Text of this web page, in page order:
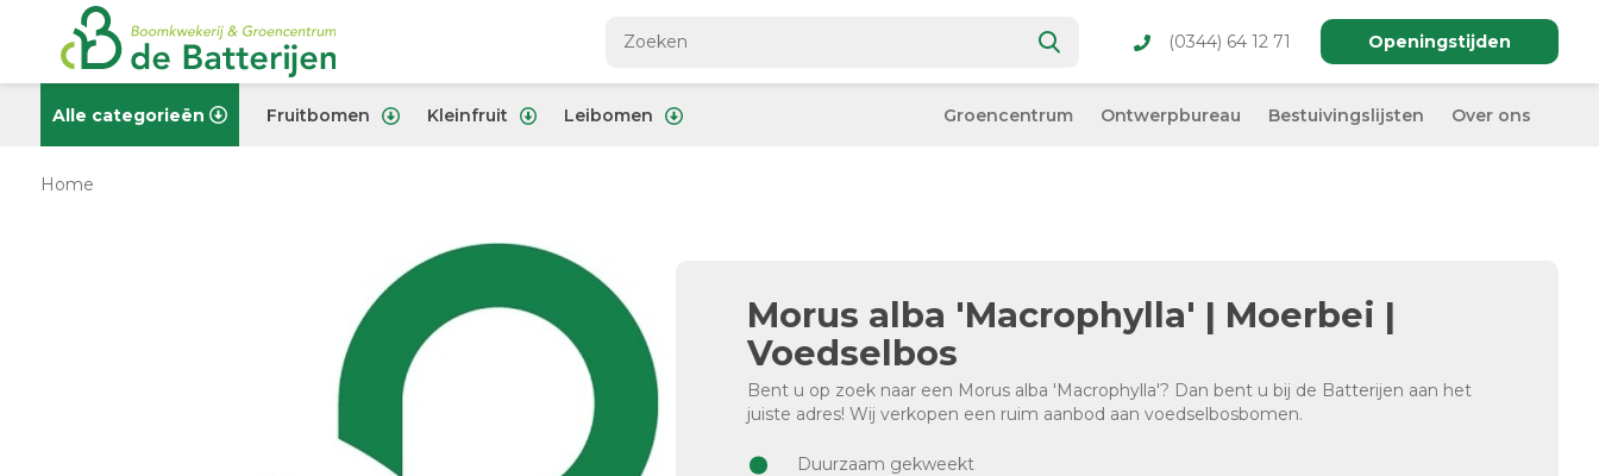
(0344) 64 12 71 Openingstijden
Alle categorieën Fruitbomen Kleinfruit Leibomen Groencentrum Ontwerpbureau Bestuivingslijsten Over ons
Home
Morus alba 'Macrophylla' | Moerbei |
Voedselbos
Bent u op zoek naar een Morus alba 'Macrophylla'? Dan bent u bij de Batterijen aan het
juiste adres! Wij verkopen een ruim aanbod aan voedselbosbomen.
Duurzaam gekweekt